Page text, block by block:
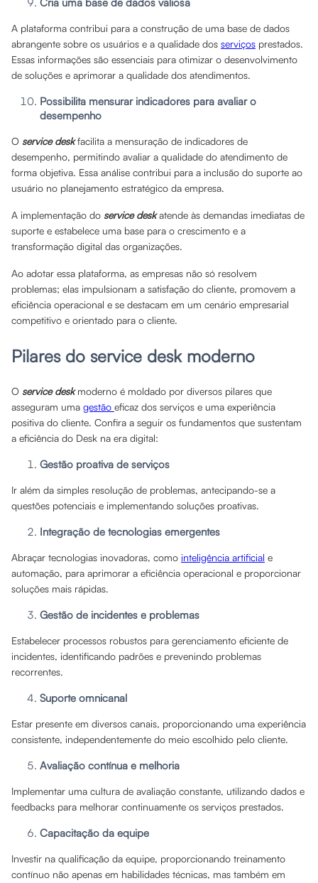
A plataforma contribui para a construção de uma base de dados
abrangente sobre os usuários e a qualidade dos serviços prestados.
Essas informações são essenciais para otimizar o desenvolvimento
de soluções e aprimorar a qualidade dos atendimentos.
Possibilita mensurar indicadores para avaliar o
desempenho
O service deskfacilita a mensuração de indicadores de
desempenho, permitindo avaliar a qualidade do atendimento de
forma objetiva. Essa análise contribui para a inclusão do suporte ao
usuário no planejamento estratégico da empresa.
A implementação do service deskatende às demandas imediatas de
suporte e estabelece uma base para o crescimento e a
transformação digital das organizações.
Ao adotar essa plataforma, as empresas não só resolvem
problemas; elas impulsionam a satisfação do cliente, promovem a
eficiência operacional e se destacam em um cenário empresarial
competitivo e orientado para o cliente.
Pilares do service desk moderno
O service deskmoderno é moldado por diversos pilares que
asseguram uma gestão eficaz dos serviços e uma experiência
positiva do cliente. Confira a seguir os fundamentos que sustentam
a eficiência do Desk na era digital:
Gestão proativa de serviços
Ir além da simples resolução de problemas, antecipando-se a
questões potenciais e implementando soluções proativas.
Integração de tecnologias emergentes
Abraçar tecnologias inovadoras, como inteligência artificial e
automação, para aprimorar a eficiência operacional e proporcionar
soluções mais rápidas.
Gestão de incidentes e problemas
Estabelecer processos robustos para gerenciamento eficiente de
incidentes, identificando padrões e prevenindo problemas
recorrentes.
Suporte omnicanal
Estar presente em diversos canais, proporcionando uma experiência
consistente, independentemente do meio escolhido pelo cliente.
Avaliação contínua e melhoria
Implementar uma cultura de avaliação constante, utilizando dados e
feedbacks para melhorar continuamente os serviços prestados.
Capacitação da equipe
Investir na qualificação da equipe, proporcionando treinamento
contínuo não apenas em habilidades técnicas, mas também em